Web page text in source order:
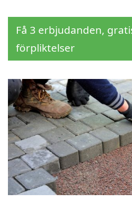
Få 3 erbjudanden,
förpliktelser